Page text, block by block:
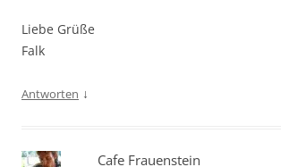
Liebe Grüße
Falk
Antworten ↓
Cafe Frauenstein